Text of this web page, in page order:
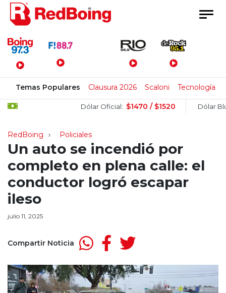
Menú Principal
Temas Populares Clausura 2026 Scaloni Tecnología
Dólar Oficial: $1470 / $1520 Dólar Blue:
RedBoing Policiales
Un auto se incendió por
completo en plena calle: el
conductor logró escapar
ileso
julio 11, 2025
Compartir Noticia